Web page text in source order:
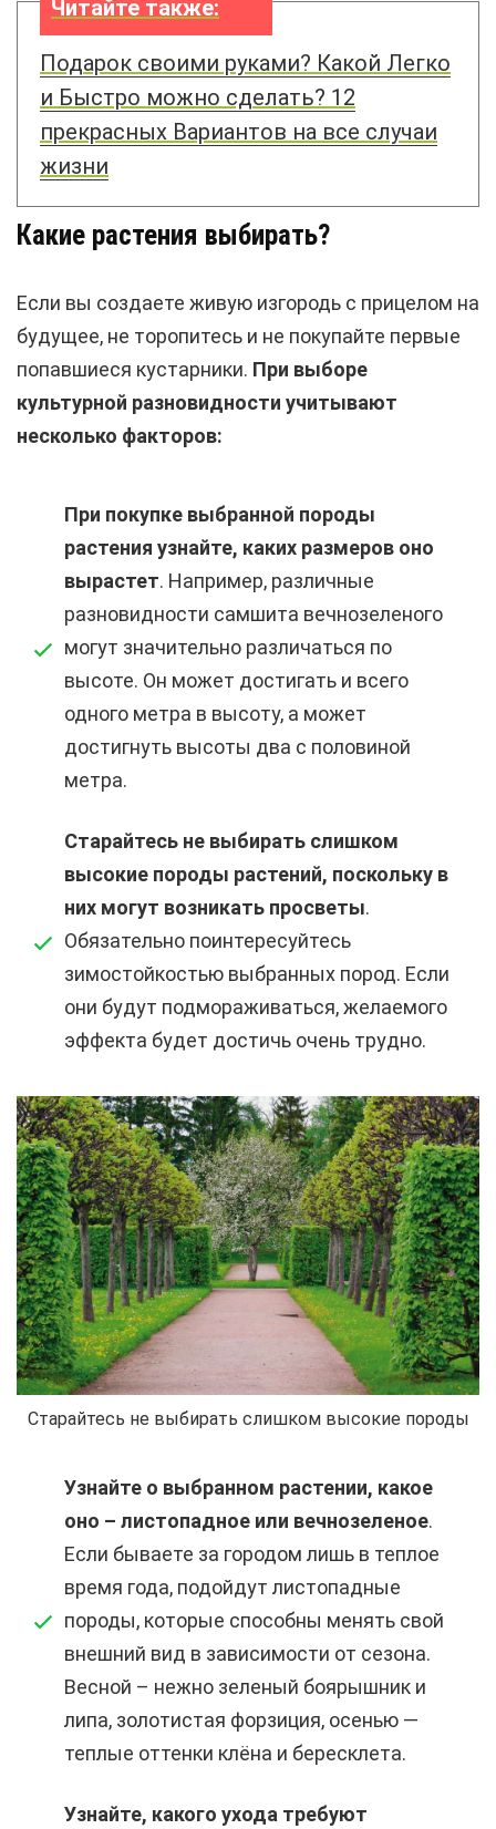
Читайте также:
Подарок своими руками? Какой Легко
и Быстро можно сделать? 12
прекрасных Вариантов на все случаи
жизни
Какие растения выбирать?
Если вы создаете живую изгородь с прицелом на
будущее, не торопитесь и не покупайте первые
попавшиеся кустарники. При выборе
культурной разновидности учитывают
несколько факторов:
При покупке выбранной породы
растения узнайте, каких размеров оно
вырастет. Например, различные
разновидности самшита вечнозеленого
могут значительно различаться по
высоте. Он может достигать и всего
одного метра в высоту, а может
достигнуть высоты два с половиной
метра.
Старайтесь не выбирать слишком
высокие породы растений, поскольку в
них могут возникать просветы.
Обязательно поинтересуйтесь
зимостойкостью выбранных пород. Если
они будут подмораживаться, желаемого
эффекта будет достичь очень трудно.
Старайтесь не выбирать слишком высокие породы
Узнайте о выбранном растении, какое
оно – листопадное или вечнозеленое.
Если бываете за городом лишь в теплое
время года, подойдут листопадные
породы, которые способны менять свой
внешний вид в зависимости от сезона.
Весной – нежно зеленый боярышник и
липа, золотистая форзиция, осенью —
теплые оттенки клёна и бересклета.
Узнайте, какого ухода требуют